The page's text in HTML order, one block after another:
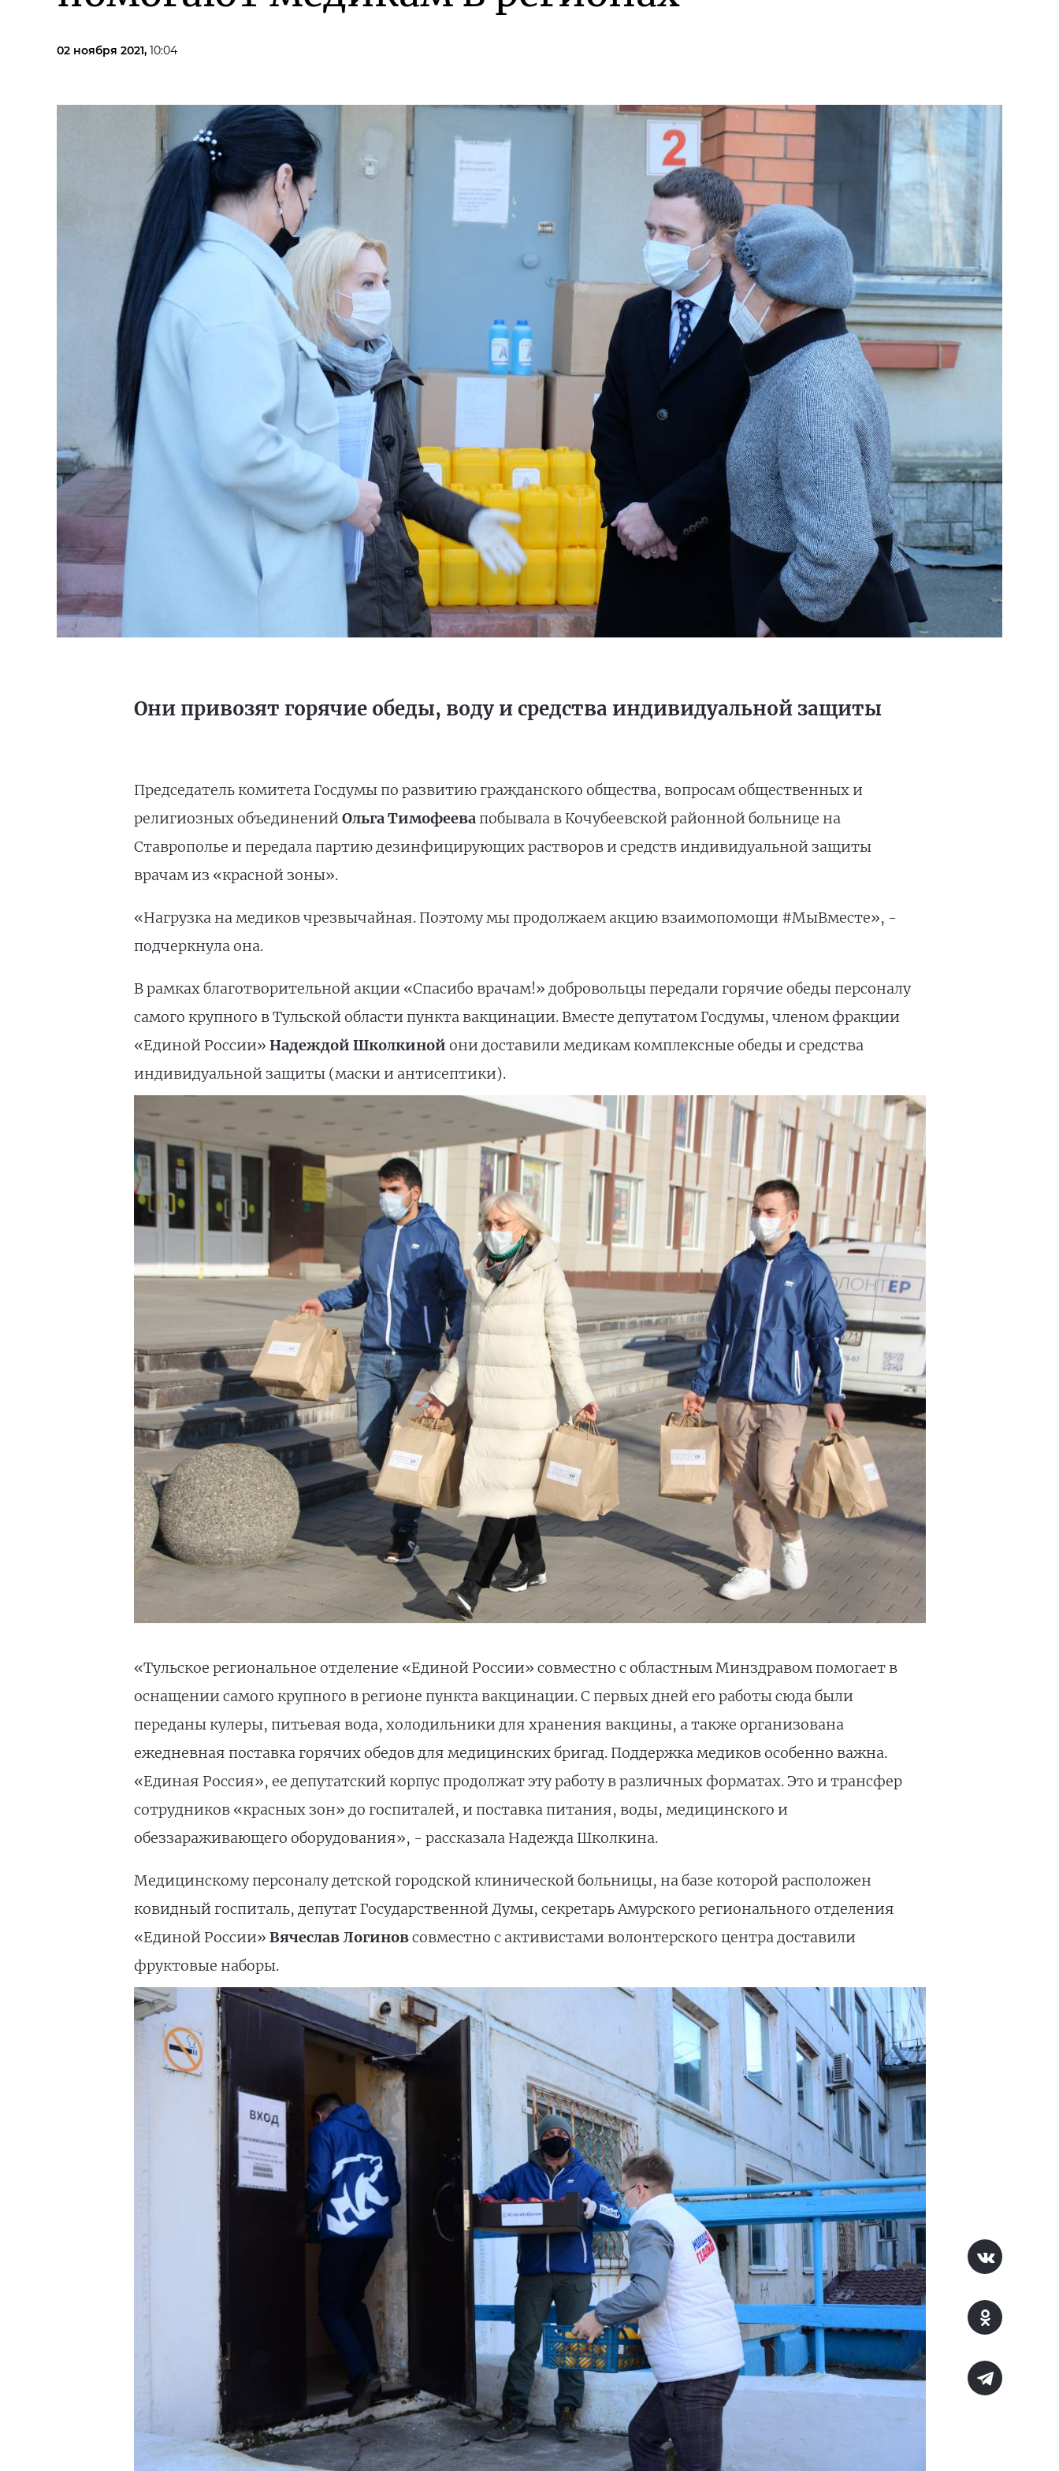
02 ноября 2021, 10:04
Они привозят горячие обеды, воду и средства индивидуальной защиты
Председатель комитета Госдумы по развитию гражданского общества, вопросам общественных и
религиозных объединений Ольга Тимофеева побывала в Кочубеевской районной больнице на
Ставрополье и передала партию дезинфицирующих растворов и средств индивидуальной защиты
врачам из «красной зоны».
«Нагрузка на медиков чрезвычайная. Поэтому мы продолжаем акцию взаимопомощи #МыВместе», -
подчеркнула она.
В рамках благотворительной акции «Спасибо врачам!» добровольцы передали горячие обеды персоналу
самого крупного в Тульской области пункта вакцинации. Вместе депутатом Госдумы, членом фракции
«Единой России» Надеждой Школкиной они доставили медикам комплексные обеды и средства
индивидуальной защиты (маски и антисептики).
«Тульское региональное отделение «Единой России» совместно с областным Минздравом помогает в
оснащении самого крупного в регионе пункта вакцинации. С первых дней его работы сюда были
переданы кулеры, питьевая вода, холодильники для хранения вакцины, а также организована
ежедневная поставка горячих обедов для медицинских бригад. Поддержка медиков особенно важна.
«Единая Россия», ее депутатский корпус продолжат эту работу в различных форматах. Это и трансфер
сотрудников «красных зон» до госпиталей, и поставка питания, воды, медицинского и
обеззараживающего оборудования», - рассказала Надежда Школкина.
Медицинскому персоналу детской городской клинической больницы, на базе которой расположен
ковидный госпиталь, депутат Государственной Думы, секретарь Амурского регионального отделения
«Единой России» Вячеслав Логиновсовместно с активистами волонтерского центра доставили
фруктовые наборы.